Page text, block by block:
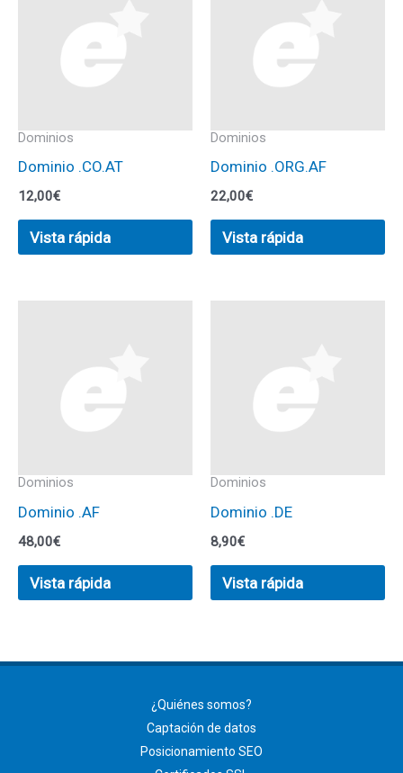
Dominios
Dominio .CO.AT
12,00€
Vista rápida
Dominios
Dominio .ORG.AF
22,00€
Vista rápida
Dominios
Dominio .AF
48,00€
Vista rápida
Dominios
Dominio .DE
8,90€
Vista rápida
¿Quiénes somos?
Captación de datos
Posicionamiento SEO